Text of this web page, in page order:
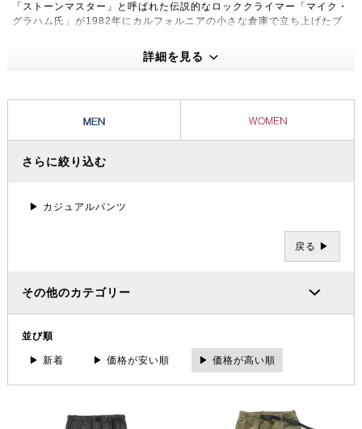
「ストーンマスター」と呼ばれた伝説的なロッククライマー「マイク・
グラハム氏」が1982年にカルフォルニアの小さな倉庫で立ち上げたブ
180度自然な開脚を可能にした「ガゼットクロッチ」や片手で簡単に調
節できる「Webbingベルト」など独特の機能性をもったグラミチパン
詳細を見る
さらに絞り込む
▶ カジュアルパンツ
戻る ▶
その他のカテゴリー
並び順
▶ 新着 ▶ 価格が安い順 ▶ 価格が高い順